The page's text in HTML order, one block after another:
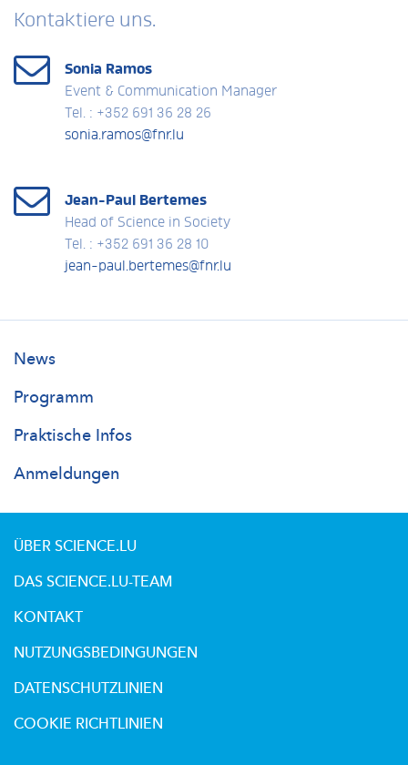
Kontaktiere uns.
Sonia Ramos
Event & Communication Manager
Tel. : +352 691 36 28 26
sonia.ramos@fnr.lu
Jean-Paul Bertemes
Head of Science in Society
Tel. : +352 691 36 28 10
jean-paul.bertemes@fnr.lu
Researchersdays
Main
News
Programm
Praktische Infos
Anmeldungen
ÜBER SCIENCE.LU
DAS SCIENCE.LU-TEAM
KONTAKT
NUTZUNGSBEDINGUNGEN
DATENSCHUTZLINIEN
COOKIE RICHTLINIEN